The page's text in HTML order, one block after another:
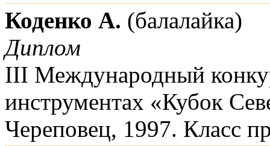
Коденко А. (балалайка)
Диплом
III Международный
инструментах «Кубок
Череповец, 1997. Класс